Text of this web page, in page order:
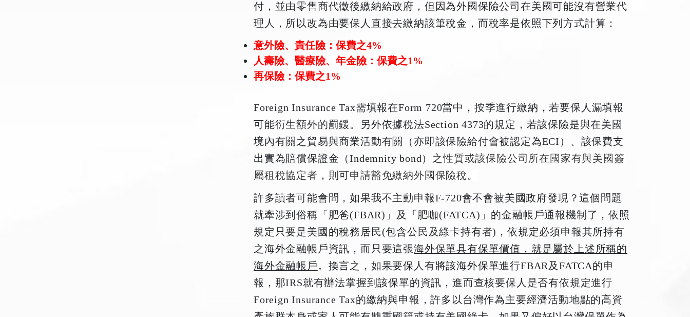
付，並由零售商代徵後繳納給政府，但因為外國保險公司在美國可能沒有營業代
理人，所以改為由要保人直接去繳納該筆稅金，而稅率是依照下列方式計算：
意外險、責任險：保費之4%
人壽險、醫療險、年金險：保費之1%
再保險：保費之1%
Foreign Insurance Tax需填報在Form 720當中，按季進行繳納，若要保人漏填報
可能衍生額外的罰鍰。另外依據稅法Section 4373的規定，若該保險是與在美國
境內有關之貿易與商業活動有關（亦即該保險給付會被認定為ECI）、該保費支
出實為賠償保證金（Indemnity bond） 之性質或該保險公司所在國家有與美國簽
屬租稅協定者，則可申請豁免繳納外國保險稅。
許多讀者可能會問，如果我不主動申報F-720會不會被美國政府發現？這個問題
就牽涉到俗稱「肥爸(FBAR)」及「肥咖(FATCA)」的金融帳戶通報機制了，依照
規定只要是美國的稅務居民(包含公民及綠卡持有者)，依規定必須申報其所持有
之海外金融帳戶資訊，而只要這張海外保單具有保單價值，就是屬於上述所稱的
海外金融帳戶。換言之，如果要保人有將該海外保單進行FBAR及FATCA的申
報，那IRS就有辦法掌握到該保單的資訊，進而查核要保人是否有依規定進行
Foreign Insurance Tax的繳納與申報，許多以台灣作為主要經濟活動地點的高資